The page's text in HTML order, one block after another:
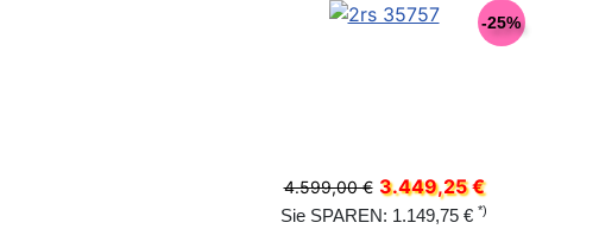
-25%
4.599,00 € 3.449,25 €
Sie SPAREN: 1.149,75 € *)